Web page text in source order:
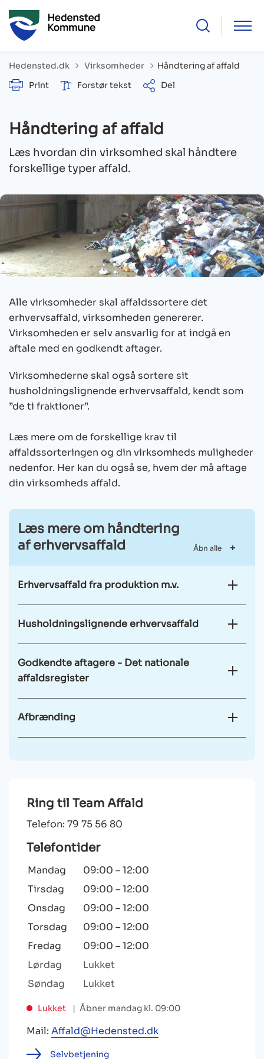
Hedensted.dk Tilbage til
Virksomheder
Håndtering af affald
Print
Forstør tekst Del
Håndtering af affald
Læs hvordan din virksomhed skal håndtere
forskellige typer affald.
Alle virksomheder skal affaldssortere det
erhvervsaffald, virksomheden genererer.
Virksomheden er selv ansvarlig for at indgå en
aftale med en godkendt aftager.
Virksomhederne skal også sortere sit
husholdningslignende erhvervsaffald, kendt som
”de ti fraktioner”.
Læs mere om de forskellige krav til
affaldssorteringen og din virksomheds muligheder
nedenfor. Her kan du også se, hvem der må aftage
din virksomheds affald.
Læs mere om håndtering
af erhvervsaffald
Åbn alle
Erhvervsaffald fra produktion m.v.
Husholdningslignende erhvervsaffald
Godkendte aftagere - Det nationale
affaldsregister
Afbrænding
Ring til Team Affald
Telefon: 79 75 56 80
Telefontider
Mandag 09:00 –12:00
Tirsdag
09:00 –12:00
Onsdag
09:00 –12:00
Torsdag
09:00 –12:00
Fredag
09:00 –12:00
Lørdag
Lukket
Søndag
Lukket
Lukket Åbner mandag kl. 09:00
Mail: Affald@Hedensted.dk
Selvbetjening